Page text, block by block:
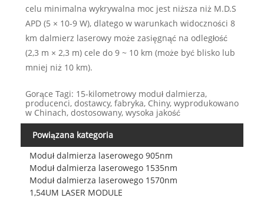
celu minimalna wykrywalna moc jest niższa niż M.D.S
APD (5 × 10-9 W), dlatego w warunkach widoczności 8
km dalmierz laserowy może zasięgnąć na odległość
(2,3 m × 2,3 m) cele do 9 ~ 10 km (może być blisko lub
mniej niż 10 km).
Gorące Tagi: 15-kilometrowy moduł dalmierza,
producenci, dostawcy, fabryka, Chiny, wyprodukowano
w Chinach, dostosowany, wysoka jakość
Powiązana kategoria
Moduł dalmierza laserowego 905nm
Moduł dalmierza laserowego 1535nm
Moduł dalmierza laserowego 1570nm
1,54UM LASER MODULE